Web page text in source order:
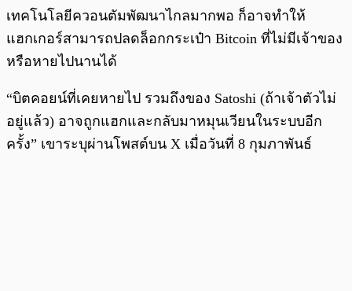
เทคโนโลยีควอนตัมพัฒนาไกลมากพอ ก็อาจทำให้
แฮกเกอร์สามารถปลดล็อกกระเป๋า Bitcoin ที่ไม่มีเจ้าของ
หรือหายไปนานได้
“บิตคอยน์ที่เคยหายไป รวมถึงของ Satoshi (ถ้าเจ้าตัวไม่
อยู่แล้ว) อาจถูกแฮกและกลับมาหมุนเวียนในระบบอีก
ครั้ง” เขาระบุผ่านโพสต์บน X เมื่อวันที่ 8 กุมภาพันธ์